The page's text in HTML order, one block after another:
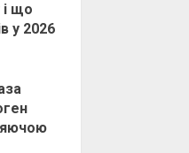
і що
у 2026